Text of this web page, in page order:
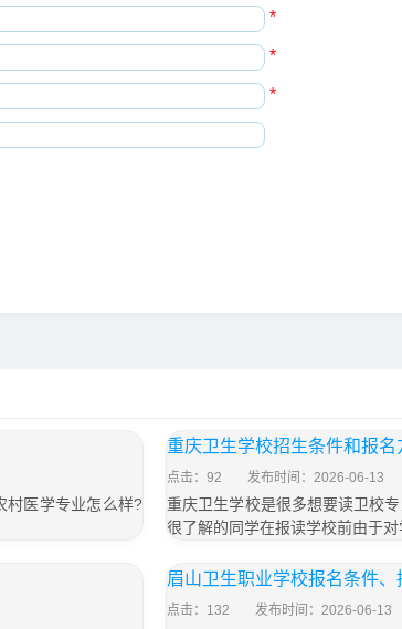
*
*
*
村医学专业怎么样?
重庆卫生学校招生条件和报名
点击：92 发布时间：2026-06-13
重庆卫生学校是很多想要读卫校
很了解的同学在报读学校前由于
眉山卫生职业学校报名条件、
点击：132 发布时间：2026-06-13